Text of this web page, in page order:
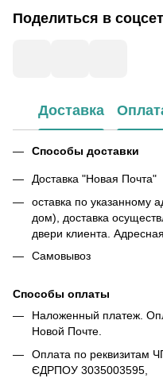
Поделиться в
Доставка
Способы доставки
Доставка "Новая Почта"
оставка по указанному
дом), доставка
двери клиента.
Самовывоз
Способы оплаты
Наложенный платеж.
Новой Почте.
Оплата по реквизитам
ЄДРПОУ 3035003595,